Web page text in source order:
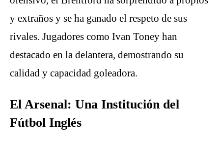
y extraños y se ha ganado el respeto de sus
rivales. Jugadores como Ivan Toney han
destacado en la delantera, demostrando su
calidad y capacidad goleadora.
El Arsenal: Una Institución del
Fútbol Inglés